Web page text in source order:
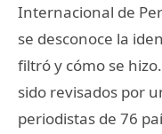
Internacional de
se desconoce la
filtró y cómo se
sido revisados por
periodistas de 76